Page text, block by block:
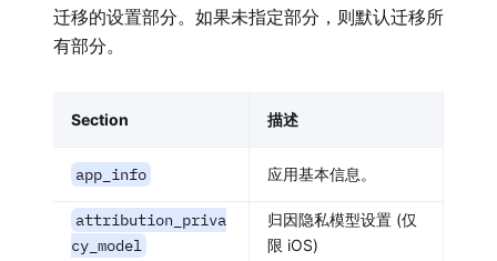
迁移的设置部分。如果未指定部分，则默认迁移所
有部分。
Section 描述
app_info 应用基本信息。
attribution_priva
cy_model
归因隐私模型设置 (仅
限 iOS)